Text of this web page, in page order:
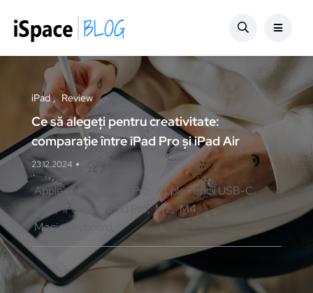
iPad Review
Ce să alegeți pentru creativitate:
comparație între iPad Pro și iPad Air
23.12.2024
Apple Apple Pencil Pro
Apple Pencil USB-C
iPad Air iPad Pro M2 M4
Magic Keyboard